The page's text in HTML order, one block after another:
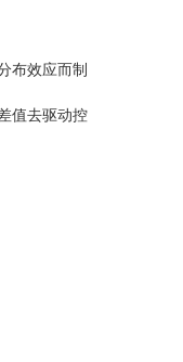
布效应而制
值去驱动控